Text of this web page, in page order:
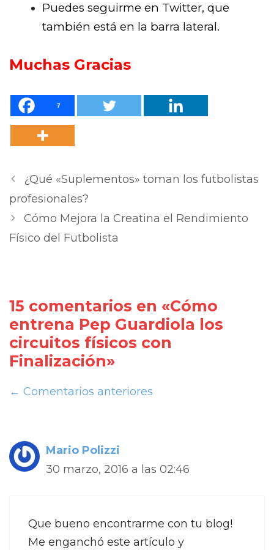
Puedes seguirme en Twitter, que
también está en la barra lateral.
Muchas Gracias
7
¿Qué «Suplementos» toman los futbolistas
profesionales?
Cómo Mejora la Creatina el Rendimiento
Físico del Futbolista
15 comentarios en «Cómo
entrena Pep Guardiola los
circuitos físicos con
Finalización»
← Comentarios anteriores
Mario Polizzi
30 marzo, 2016 a las 02:46
Que bueno encontrarme con tu blog!
Me enganchó este artículo y